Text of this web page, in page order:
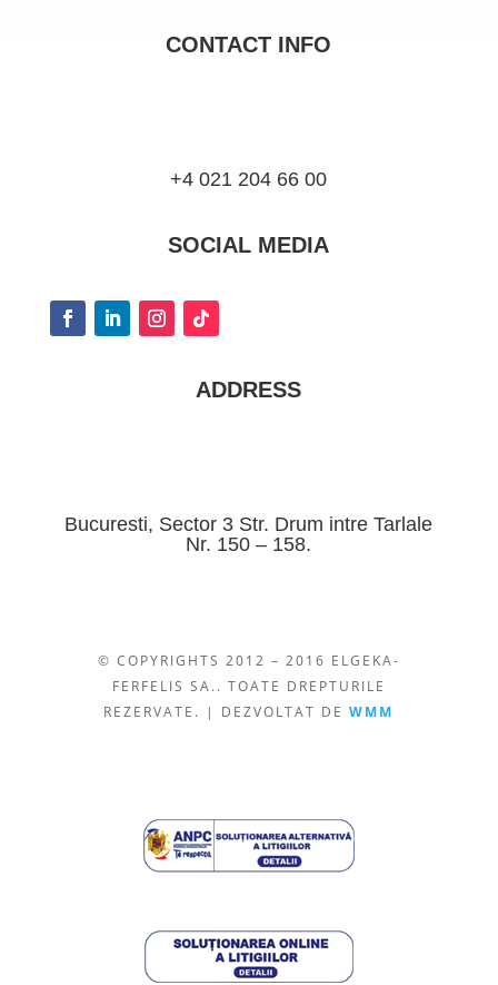
CONTACT INFO
+4 021 204 66 00
SOCIAL MEDIA
ADDRESS
Bucuresti, Sector 3 Str. Drum intre Tarlale
Nr. 150 – 158.
© COPYRIGHTS 2012 – 2016 ELGEKA-
FERFELIS SA.. TOATE DREPTURILE
REZERVATE. | DEZVOLTAT DEWMM